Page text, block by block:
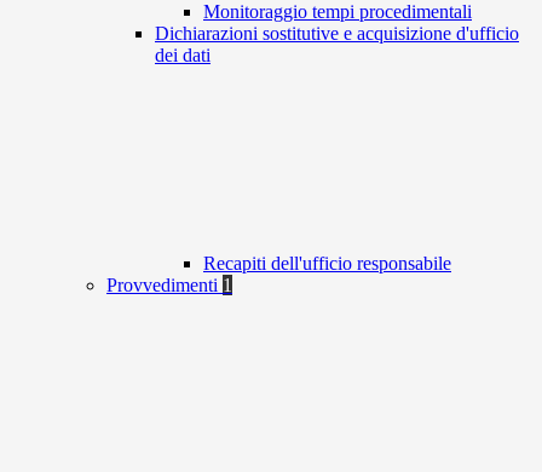
Monitoraggio tempi procedimentali
Dichiarazioni sostitutive e acquisizione d'ufficio
dei dati
Recapiti dell'ufficio responsabile
Provvedimenti 1